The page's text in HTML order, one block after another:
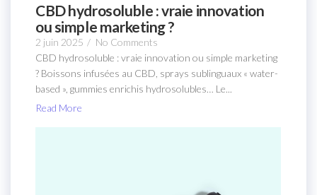
CBD hydrosoluble : vraie innovation
ou simple marketing ?
2 juin 2025 / No Comments
CBD hydrosoluble : vraie innovation ou simple marketing
? Boissons infusées au CBD, sprays sublinguaux « water-
based », gummies enrichis hydrosolubles… Le...
Read More